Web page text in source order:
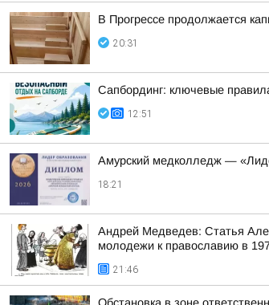
В Прогрессе продолжается
20:31
Сапбординг: ключевые
12:51
Амурский медколледж —
18:21
Андрей Медведев: Статья
молодежи к православию в
21:46